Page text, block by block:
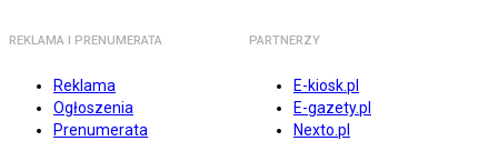
REKLAMA I PRENUMERATA
Reklama
Ogłoszenia
Prenumerata
PARTNERZY
E-kiosk.pl
E-gazety.pl
Nexto.pl